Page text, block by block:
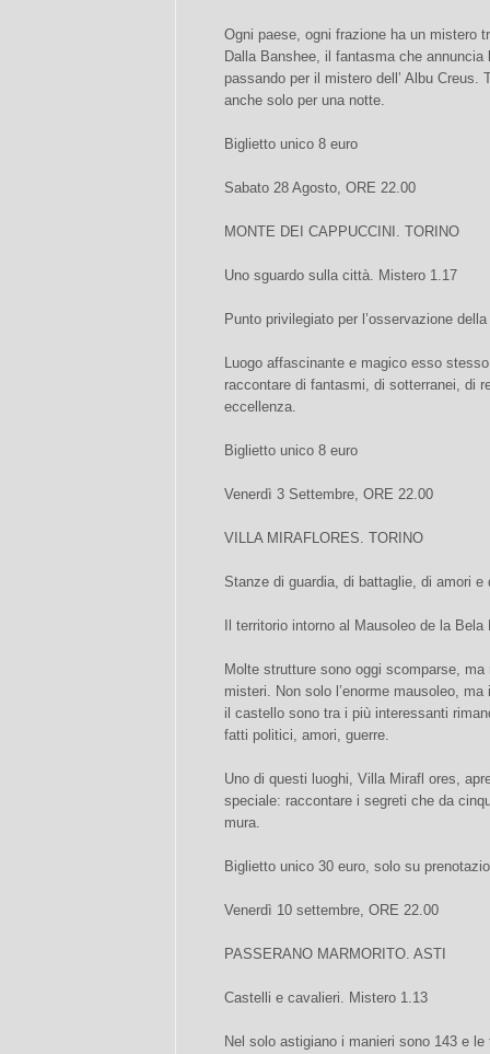
Ogni paese, ogni frazione ha un mistero
Dalla Banshee, il fantasma che
passando per il mistero dell’ Albu
anche solo per una notte.
Biglietto unico 8 euro
Sabato 28 Agosto, ORE 22.00
MONTE DEI CAPPUCCINI. TORINO
Uno sguardo sulla città. Mistero 1.17
Punto privilegiato per l’osservazione
Luogo affascinante e magico esso
raccontare di fantasmi, di sotterranei, di
eccellenza.
Biglietto unico 8 euro
Venerdì 3 Settembre, ORE 22.00
VILLA MIRAFLORES. TORINO
Stanze di guardia, di battaglie, di amori
Il territorio intorno al Mausoleo de la
Molte strutture sono oggi scomparse,
misteri. Non solo l’enorme mausoleo,
il castello sono tra i più interessanti
fatti politici, amori, guerre.
Uno di questi luoghi, Villa Mirafl ores,
speciale: raccontare i segreti che da
mura.
Biglietto unico 30 euro, solo su
Venerdì 10 settembre, ORE 22.00
PASSERANO MARMORITO. ASTI
Castelli e cavalieri. Mistero 1.13
Nel solo astigiano i manieri sono 143 e